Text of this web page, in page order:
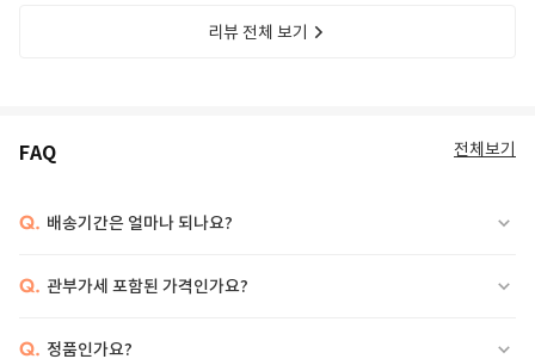
리뷰 전체 보기
FAQ 전체보기
Q. 배송기간은 얼마나 되나요?
Q. 관부가세 포함된 가격인가요?
Q. 정품인가요?